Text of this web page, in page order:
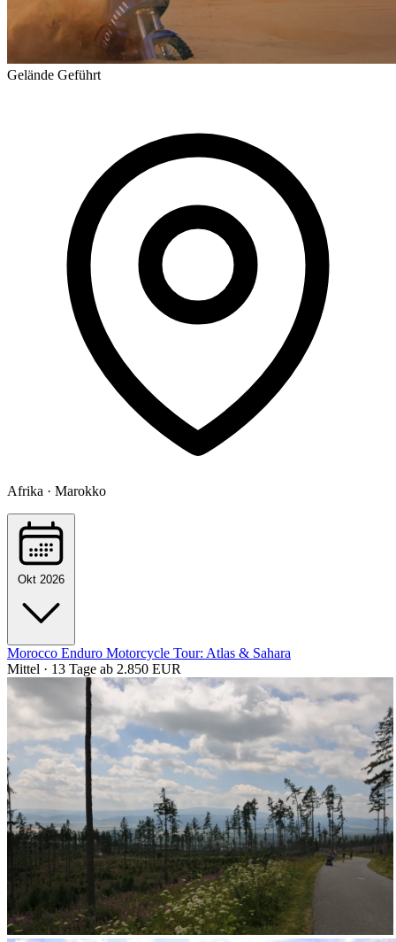
Gelände Geführt
Afrika · Marokko
Okt 2026
Morocco Enduro Motorcycle Tour: Atlas & Sahara
Mittel · 13 Tage ab 2.850 EUR